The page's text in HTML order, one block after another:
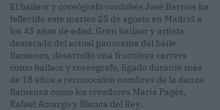
El bailaor y coreógrafo cordobés José Barrios ha
fallecido este martes 25 de agosto en Madrid a
los 45 años de edad. Gran bailaor y artista
destacado del actual panorama del baile
flamenco, desarrolló una fructífera carrera
como bailaor y coreógrafo, ligado durante más
de 18 años a reconocidos nombres de la danza
flamenca como los creadores María Pagés,
Rafael Amargo y Blanca del Rey.